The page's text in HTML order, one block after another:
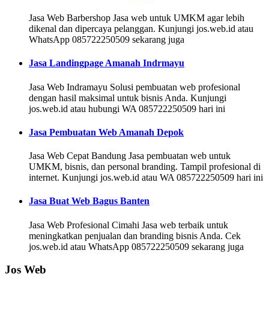
Jasa Web Barbershop Jasa web untuk UMKM agar lebih
dikenal dan dipercaya pelanggan. Kunjungi jos.web.id atau
WhatsApp 085722250509 sekarang juga
Jasa Landingpage Amanah Indrmayu
Jasa Web Indramayu Solusi pembuatan web profesional
dengan hasil maksimal untuk bisnis Anda. Kunjungi
jos.web.id atau hubungi WA 085722250509 hari ini
Jasa Pembuatan Web Amanah Depok
Jasa Web Cepat Bandung Jasa pembuatan web untuk
UMKM, bisnis, dan personal branding. Tampil profesional di
internet. Kunjungi jos.web.id atau WA 085722250509 hari ini
Jasa Buat Web Bagus Banten
Jasa Web Profesional Cimahi Jasa web terbaik untuk
meningkatkan penjualan dan branding bisnis Anda. Cek
jos.web.id atau WhatsApp 085722250509 sekarang juga
Jos Web